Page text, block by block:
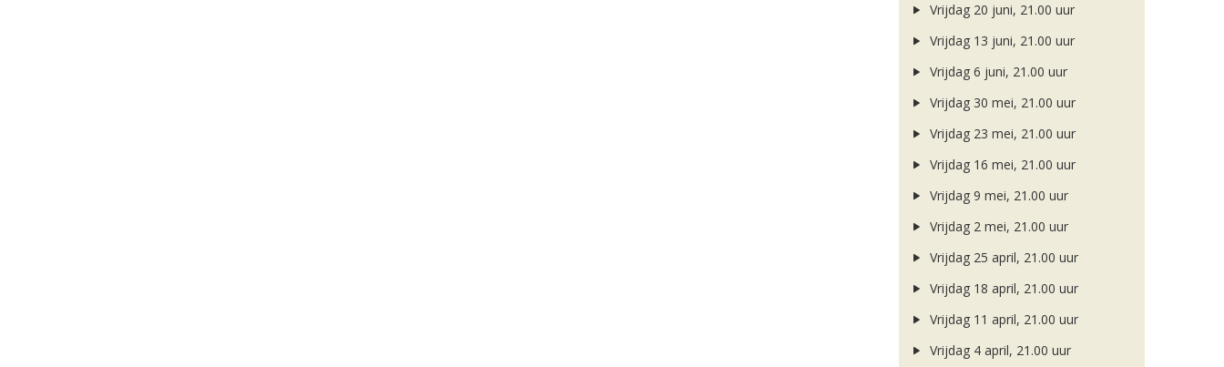
Vrijdag 20 juni, 21.00 uur
Vrijdag 13 juni, 21.00 uur
Vrijdag 6 juni, 21.00 uur
Vrijdag 30 mei, 21.00 uur
Vrijdag 23 mei, 21.00 uur
Vrijdag 16 mei, 21.00 uur
Vrijdag 9 mei, 21.00 uur
Vrijdag 2 mei, 21.00 uur
Vrijdag 25 april, 21.00 uur
Vrijdag 18 april, 21.00 uur
Vrijdag 11 april, 21.00 uur
Vrijdag 4 april, 21.00 uur